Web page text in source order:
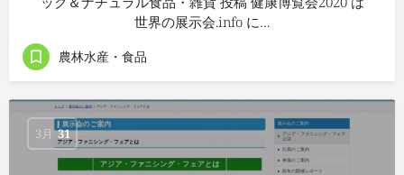
世界の展示会.info に…
農林水産・食品
3月 31